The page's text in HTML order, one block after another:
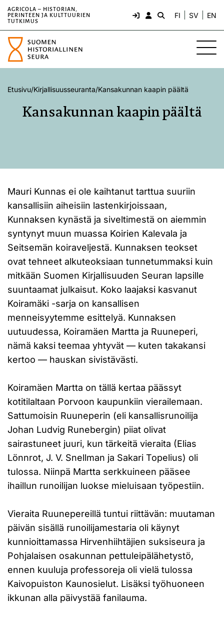
AGRICOLA – HISTORIAN,
PERINTEEN JA KULTTUURIEN
TUTKIMUS
FI SV EN
Etusivu/Kirjallisuusseuranta/Kansakunnan kaapin päältä
Kansakunnan kaapin päältä
Mauri Kunnas ei ole kaihtanut tarttua suuriin
kansallisiin aiheisiin lastenkirjoissaan,
Kunnaksen kynästä ja siveltimestä on aiemmin
syntynyt muun muassa Koirien Kalevala ja
Seitsemän koiraveljestä. Kunnaksen teokset
ovat tehneet alkuteoksiaan tunnetummaksi kuin
mitkään Suomen Kirjallisuuden Seuran lapsille
suuntaamat julkaisut. Koko laajaksi kasvanut
Koiramäki -sarja on kansallisen
menneisyytemme esittelyä. Kunnaksen
uutuudessa, Koiramäen Martta ja Ruuneperi,
nämä kaksi teemaa yhtyvät — kuten takakansi
kertoo — hauskan sivistävästi.
Koiramäen Martta on tällä kertaa päässyt
kotitilaltaan Porvoon kaupunkiin vierailemaan.
Sattumoisin Ruuneperin (eli kansallisrunoilija
Johan Ludvig Runebergin) piiat olivat
sairastuneet juuri, kun tärkeitä vieraita (Elias
Lönnrot, J. V. Snellman ja Sakari Topelius) oli
tulossa. Niinpä Martta serkkuineen pääsee
ihaillun runoilijan luokse mieluisaan työpestiin.
Vieraita Ruunepereillä tuntui riittävän: muutaman
päivän sisällä runoilijamestaria oli käynyt
kunnioittamassa Hirvenhiihtäjien suksiseura ja
Pohjalaisen osakunnan pettuleipälähetystö,
ennen kuuluja professoreja oli vielä tulossa
Kaivopuiston Kaunosielut. Lisäksi työhuoneen
ikkunan alla päivystää fanilauma.